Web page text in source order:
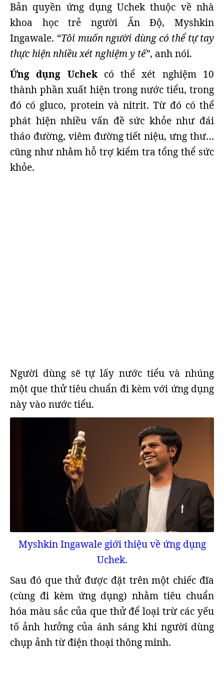
Bản quyền ứng dụng Uchek thuộc về nhà
khoa học trẻ người Ấn Độ, Myshkin
Ingawale. “Tôi muốn người dùng có thể tự tay
thực hiện nhiều xét nghiệm y tế”, anh nói.
Ứng dụng Uchekcó thể xét nghiệm 10
thành phần xuất hiện trong nước tiểu, trong
đó có gluco, protein và nitrit. Từ đó có thể
phát hiện nhiều vấn đề sức khỏe như đái
tháo đường, viêm đường tiết niệu, ưng thư…
cũng như nhằm hỗ trợ kiểm tra tổng thể sức
khỏe.
Người dùng sẽ tự lấy nước tiểu và nhúng
một que thử tiêu chuẩn đi kèm với ứng dụng
này vào nước tiểu.
Myshkin Ingawale giới thiệu về ứng dụng
Uchek.
Sau đó que thử được đặt trên một chiếc đĩa
(cùng đi kèm ứng dụng) nhằm tiêu chuẩn
hóa màu sắc của que thử để loại trừ các yếu
tố ảnh hưởng của ánh sáng khi người dùng
chụp ảnh từ điện thoại thông minh.